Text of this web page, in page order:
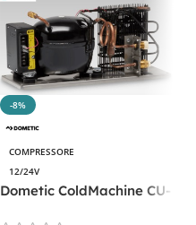
-8%
COMPRESSORE
12/24V
Dometic ColdMachine CU-